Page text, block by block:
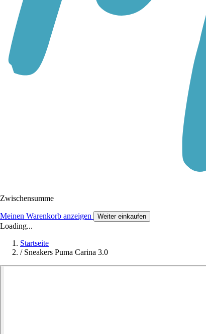
Zwischensumme
Meinen Warenkorb anzeigen Weiter einkaufen
Loading...
Startseite
/ Sneakers Puma Carina 3.0